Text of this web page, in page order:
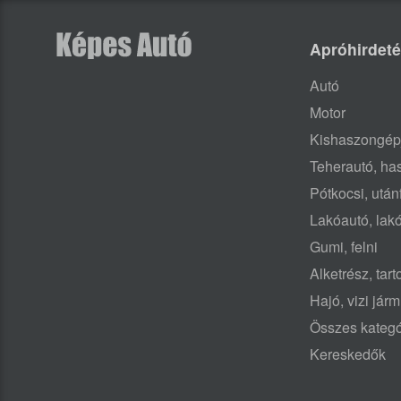
Autó
Motor
Teherautó,
Pótkocsi,
Lakóautó,
Gumi, felni
Alketrész,
Hajó, vizi
Összes
Kereskedők